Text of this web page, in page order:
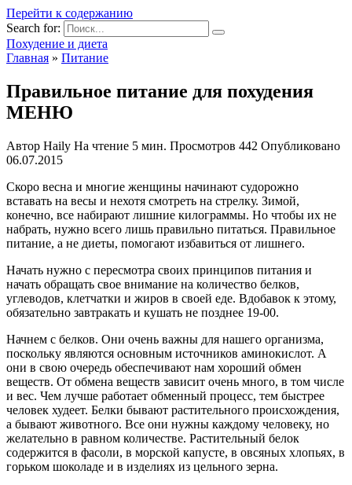
Перейти к содержанию
Search for:
Похудение и диета
Главная » Питание
Правильное питание для похудения
МЕНЮ
Автор Haily На чтение 5 мин. Просмотров 442 Опубликовано
06.07.2015
Скоро весна и многие женщины начинают судорожно
вставать на весы и нехотя смотреть на стрелку. Зимой,
конечно, все набирают лишние килограммы. Но чтобы их не
набрать, нужно всего лишь правильно питаться. Правильное
питание, а не диеты, помогают избавиться от лишнего.
Начать нужно с пересмотра своих принципов питания и
начать обращать свое внимание на количество белков,
углеводов, клетчатки и жиров в своей еде. Вдобавок к этому,
обязательно завтракать и кушать не позднее 19-00.
Начнем с белков. Они очень важны для нашего организма,
поскольку являются основным источников аминокислот. А
они в свою очередь обеспечивают нам хороший обмен
веществ. От обмена веществ зависит очень много, в том числе
и вес. Чем лучше работает обменный процесс, тем быстрее
человек худеет. Белки бывают растительного происхождения,
а бывают животного. Все они нужны каждому человеку, но
желательно в равном количестве. Растительный белок
содержится в фасоли, в морской капусте, в овсяных хлопьях, в
горьком шоколаде и в изделиях из цельного зерна.